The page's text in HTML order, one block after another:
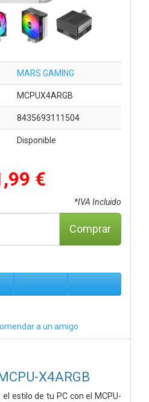
MARS GAMING
MCPUX4ARGB
8435693111504
Disponible
€
*IVA Incluido
Comprar
a un amigo
X4ARGB
estilo de tu PC con el MCPU-